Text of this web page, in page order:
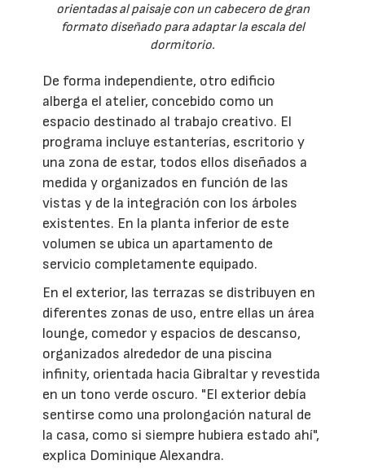
orientadas al paisaje con un cabecero de gran
formato diseñado para adaptar la escala del
dormitorio.
De forma independiente, otro edificio
alberga el atelier, concebido como un
espacio destinado al trabajo creativo. El
programa incluye estanterías, escritorio y
una zona de estar, todos ellos diseñados a
medida y organizados en función de las
vistas y de la integración con los árboles
existentes. En la planta inferior de este
volumen se ubica un apartamento de
servicio completamente equipado.
En el exterior, las terrazas se distribuyen en
diferentes zonas de uso, entre ellas un área
lounge, comedor y espacios de descanso,
organizados alrededor de una piscina
infinity, orientada hacia Gibraltar y revestida
en un tono verde oscuro. "El exterior debía
sentirse como una prolongación natural de
la casa, como si siempre hubiera estado ahí",
explica Dominique Alexandra.